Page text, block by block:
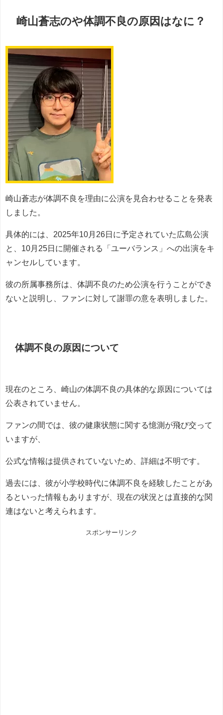
崎山蒼志のや体調不良の原因はなに？
崎山蒼志が体調不良を理由に公演を見合わせることを発表
しました。
具体的には、2025年10月26日に予定されていた広島公演
と、10月25日に開催される「ユーバランス」への出演をキ
ャンセルしています。
彼の所属事務所は、体調不良のため公演を行うことができ
ないと説明し、ファンに対して謝罪の意を表明しました。
体調不良の原因について
現在のところ、崎山の体調不良の具体的な原因については
公表されていません。
ファンの間では、彼の健康状態に関する憶測が飛び交って
いますが、
公式な情報は提供されていないため、詳細は不明です。
過去には、彼が小学校時代に体調不良を経験したことがあ
るといった情報もありますが、現在の状況とは直接的な関
連はないと考えられます。
スポンサーリンク